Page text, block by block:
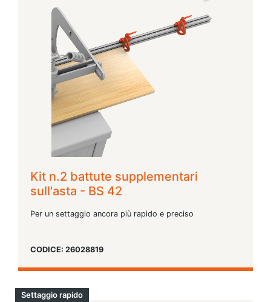
Kit n.2 battute supplementari
sull'asta - BS 42
Per un settaggio ancora più rapido e preciso
CODICE: 26028819
Settaggio rapido